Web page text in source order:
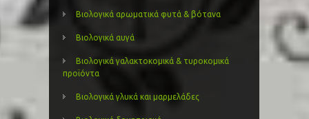
Βιολογικά αρωματικά φυτά & βότανα
Βιολογικά αυγά
Βιολογικά γαλακτοκομικά & τυροκομικά
προϊόντα
Βιολογικά γλυκά και μαρμελάδες